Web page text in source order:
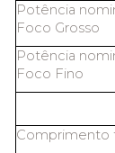
Potência
Foco Grosso
Potência
Foco Fino
Comprimento